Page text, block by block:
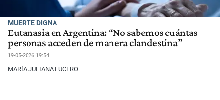
MUERTE DIGNA
Eutanasia en Argentina: “No sabemos cuántas
personas acceden de manera clandestina”
19-05-2026 19:54
MARÍA JULIANA LUCERO